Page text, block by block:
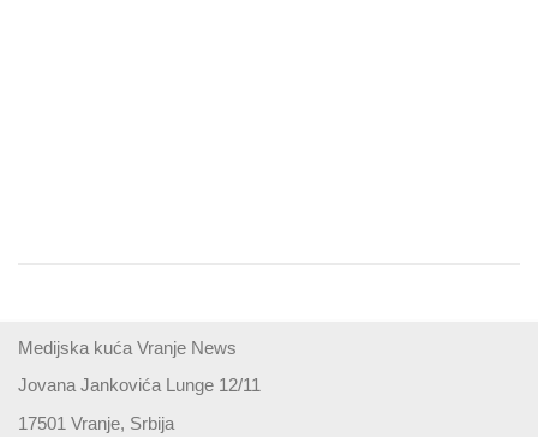
Medijska kuća Vranje News
Jovana Jankovića Lunge 12/11
17501 Vranje, Srbija